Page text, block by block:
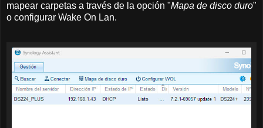
mapear carpetas a través de la opción "Mapa de disco duro"
o configurar Wake On Lan.